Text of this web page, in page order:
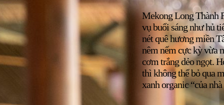
Mekong Long Thành
vụ buổi sáng như hủ
nét quê hương miền
nêm nếm cực kỳ vừa
cơm trắng dẻo ngọt.
thì không thể bỏ qua
xanh organic “của